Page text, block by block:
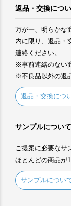
返品・交換につ
万が一、明らかな
内に限り、返品・
連絡ください。
※事前連絡のない
※不良品以外の返
返品・交換につ
サンプルについて
ご提案に必要なサ
ほとんどの商品が
サンプルについ